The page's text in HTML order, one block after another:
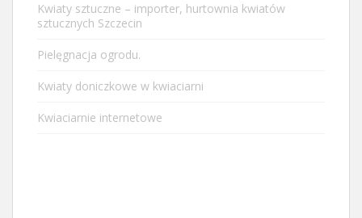
Kwiaty sztuczne – importer, hurtownia kwiatów
sztucznych Szczecin
Pielęgnacja ogrodu.
Kwiaty doniczkowe w kwiaciarni
Kwiaciarnie internetowe